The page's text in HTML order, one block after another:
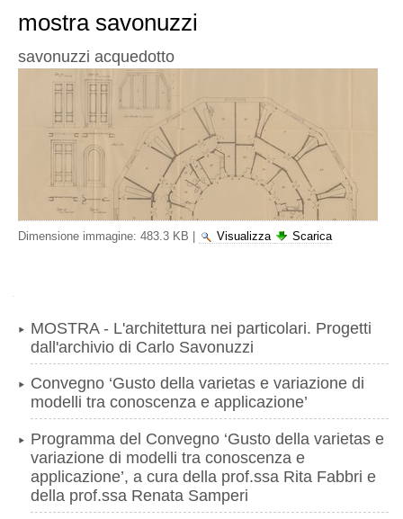
mostra savonuzzi
savonuzzi acquedotto
Dimensione immagine: 483.3 KB Visualizza Scarica
MOSTRA - L'architettura nei particolari. Progetti
dall'archivio di Carlo Savonuzzi
Convegno ‘Gusto della varietas e variazione di
modelli tra conoscenza e applicazione’
Programma del Convegno ‘Gusto della varietas e
variazione di modelli tra conoscenza e
applicazione’, a cura della prof.ssa Rita Fabbri e
della prof.ssa Renata Samperi